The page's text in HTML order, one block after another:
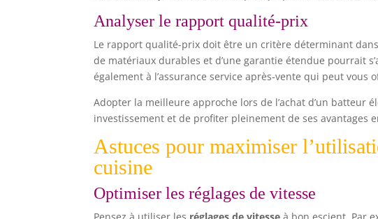
Analyser le rapport qualité-prix
Le rapport qualité-prix doit être un critère déterminant
de matériaux durables et d’une garantie étendue pourrait
également à l’assurance service après-vente qui peut
Adopter la meilleure approche lors de l’achat d’un
investissement et de profiter pleinement de ses avantages
Astuces pour maximiser
cuisine
Optimiser les réglages de vitesse